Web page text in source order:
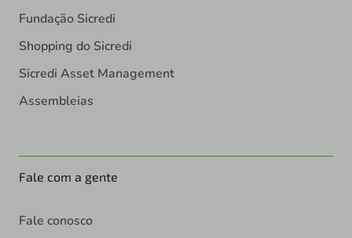
Fundação Sicredi
Shopping do Sicredi
Sicredi Asset Management
Assembleias
Fale com a gente
Fale conosco